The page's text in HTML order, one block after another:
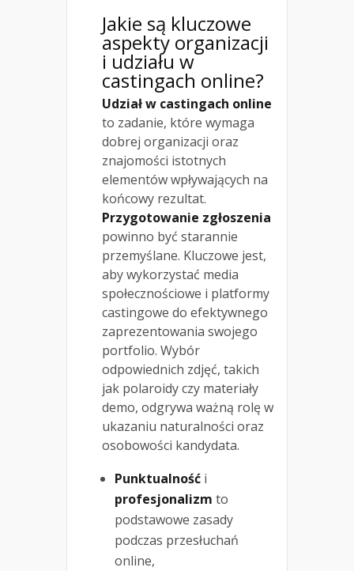
Jakie są kluczowe
aspekty organizacji
i udziału w
castingach online?
Udział w castingach online
to zadanie, które wymaga
dobrej organizacji oraz
znajomości istotnych
elementów wpływających na
końcowy rezultat.
Przygotowanie zgłoszenia
powinno być starannie
przemyślane. Kluczowe jest,
aby wykorzystać media
społecznościowe i platformy
castingowe do efektywnego
zaprezentowania swojego
portfolio. Wybór
odpowiednich zdjęć, takich
jak polaroidy czy materiały
demo, odgrywa ważną rolę w
ukazaniu naturalności oraz
osobowości kandydata.
Punktualność i
profesjonalizm to
podstawowe zasady
podczas przesłuchań
online,